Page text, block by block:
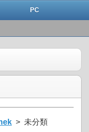
PC
> 未分類